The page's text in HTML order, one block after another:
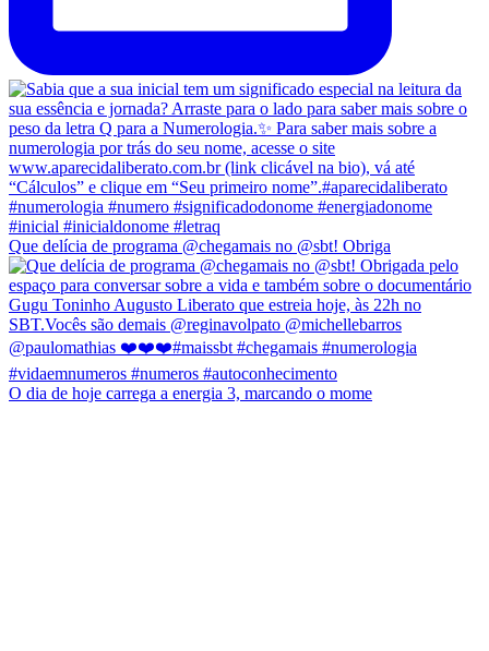
Que delícia de programa @chegamais no @sbt! Obriga
O dia de hoje carrega a energia 3, marcando o mome